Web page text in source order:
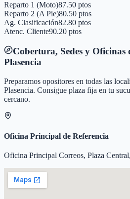
Reparto 1 (Moto)87.50 ptos
Reparto 2 (A Pie)80.50 ptos
Ag. Clasificación82.80 ptos
Atenc. Cliente90.20 ptos
Cobertura, Sedes y Oficinas
Plasencia
Preparamos opositores en todas las
Plasencia. Consigue plaza fija en tu
cercano.
Oficina Principal de Referencia
Oficina Principal Correos, Plaza